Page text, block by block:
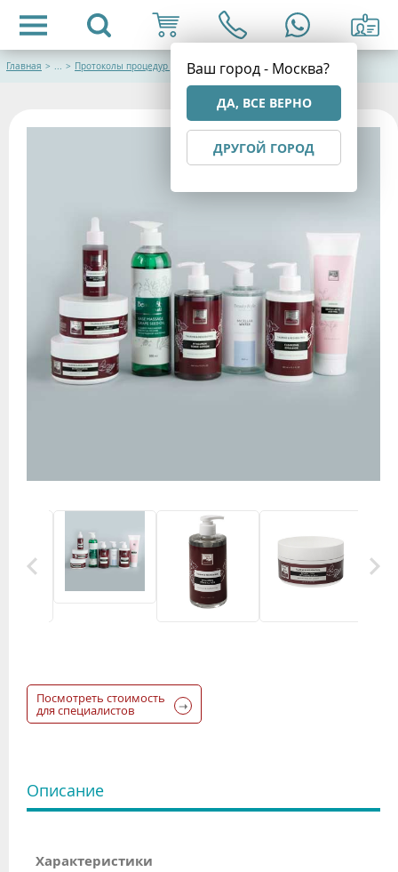
Ваш город - Москва?
ДА, ВСЕ ВЕРНО
ДРУГОЙ ГОРОД
Главная > ... > Протоколы процедур для лица
Посмотреть стоимость
для специалистов
Описание
Характеристики